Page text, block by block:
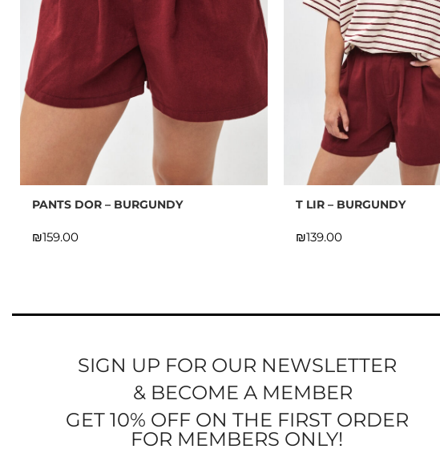
PANTS DOR – BURGUNDY
₪
T LIR – BURGUNDY
₪
SIGN UP FOR OUR NEWSLETTER
& BECOME A MEMBER
GET 10% OFF ON THE FIRST ORDER
FOR MEMBERS ONLY!